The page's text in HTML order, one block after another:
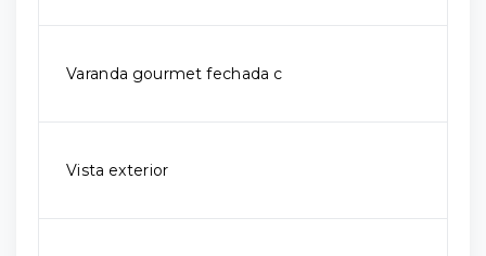
Varanda gourmet fechada c
Vista exterior